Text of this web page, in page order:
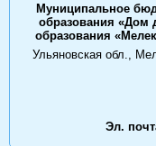
Муниципальное
образования «Дом
образования
Ульяновская обл.,
Эл.